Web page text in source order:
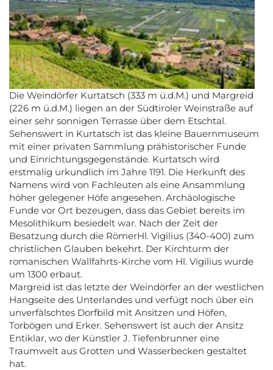
Die Weindörfer Kurtatsch (333 m ü.d.M.) und Margreid
(226 m ü.d.M.) liegen an der Südtiroler Weinstraße auf
einer sehr sonnigen Terrasse über dem Etschtal.
Sehenswert in Kurtatsch ist das kleine Bauernmuseum
mit einer privaten Sammlung prähistorischer Funde
und Einrichtungsgegenstände. Kurtatsch wird
erstmalig urkundlich im Jahre 1191. Die Herkunft des
Namens wird von Fachleuten als eine Ansammlung
höher gelegener Höfe angesehen. Archäologische
Funde vor Ort bezeugen, dass das Gebiet bereits im
Mesolithikum besiedelt war. Nach der Zeit der
Besatzung durch die RömerHl. Vigilius (340-400) zum
christlichen Glauben bekehrt. Der Kirchturm der
romanischen Wallfahrts-Kirche vom Hl. Vigilius wurde
um 1300 erbaut.
Margreid ist das letzte der Weindörfer an der westlichen
Hangseite des Unterlandes und verfügt noch über ein
unverfälschtes Dorfbild mit Ansitzen und Höfen,
Torbögen und Erker. Sehenswert ist auch der Ansitz
Entiklar, wo der Künstler J. Tiefenbrunner eine
Traumwelt aus Grotten und Wasserbecken gestaltet
hat.